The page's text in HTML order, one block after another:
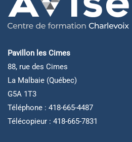
Pavillon les Cimes
88, rue des Cimes
La Malbaie (Québec)
G5A 1T3
Téléphone : 418-665-4487
Télécopieur : 418-665-7831